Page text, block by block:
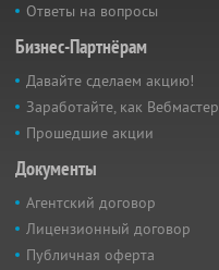
Ответы на вопросы
Бизнес-Партнёрам
Давайте сделаем акцию!
Заработайте, как Вебмастер
Прошедшие акции
Документы
Агентский договор
Лицензионный договор
Публичная оферта